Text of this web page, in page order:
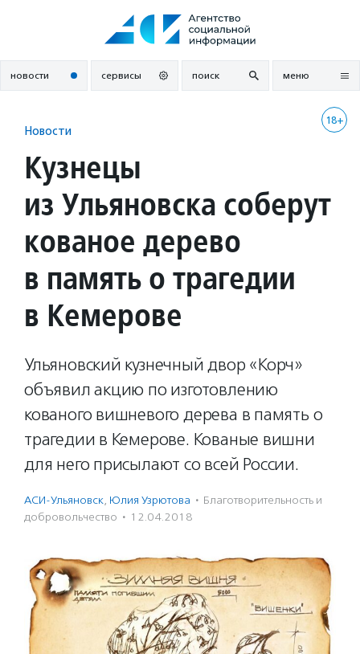
новости сервисы поиск меню
18+
Новости
Кузнецы
из Ульяновска соберут
кованое дерево
в память о трагедии
в Кемерове
Ульяновский кузнечный двор «Корч»
объявил акцию по изготовлению
кованого вишневого дерева в память о
трагедии в Кемерове. Кованые вишни
для него присылают со всей России.
АСИ-Ульяновск, Юлия Узрютова · Благотвори­тель­ность и
доброволь­чест­во · 12.04.2018